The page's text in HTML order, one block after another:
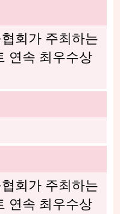
회가 주최하는
연속 최우수상
회가 주최하는
연속 최우수상